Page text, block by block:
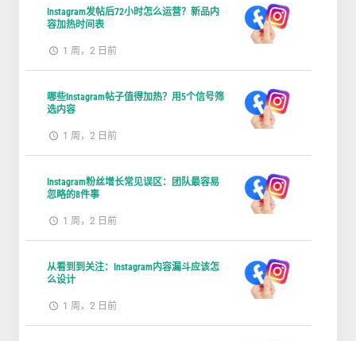
Instagram发帖后72小时怎么运营？新品内
容加热时间表
1 周，2 日前
哪些Instagram帖子值得加热？用5个信号筛
选内容
1 周，2 日前
Instagram粉丝增长常见误区：团队最容易
忽略的8件事
1 周，2 日前
从看到到关注：Instagram内容漏斗应该怎
么设计
1 周，2 日前